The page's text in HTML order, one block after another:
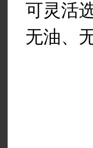
可灵活
无油、